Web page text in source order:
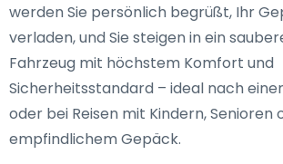
werden Sie persönlich begrüßt, Ihr
verladen, und Sie steigen in ein
Fahrzeug mit höchstem Komfort und
Sicherheitsstandard – ideal nach
oder bei Reisen mit Kindern, Senioren
empfindlichem Gepäck.